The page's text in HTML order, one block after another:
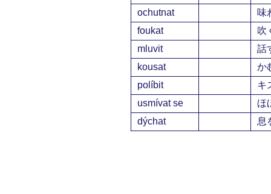
ochutnat
味
foukat
吹
mluvit
話
kousat
か
políbit
キ
usmívat se
ほ
dýchat
息